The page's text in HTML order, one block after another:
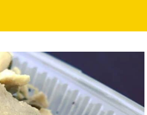
Adicionar
aos
favoritos